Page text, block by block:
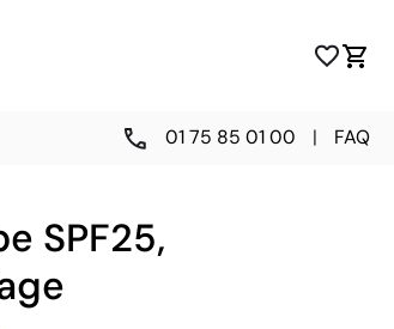
01 75 85 01 00 | FAQ
SPF25,